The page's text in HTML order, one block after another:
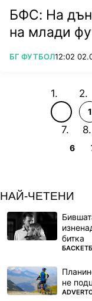
БФС: На
на млади
ПОВЕЧЕ ОТ
БГ ФУТБОЛ12:02
1
6
НАЙ-ЧЕТЕНИ
битка
ПОВЕЧЕ
не
ПОВЕЧЕ